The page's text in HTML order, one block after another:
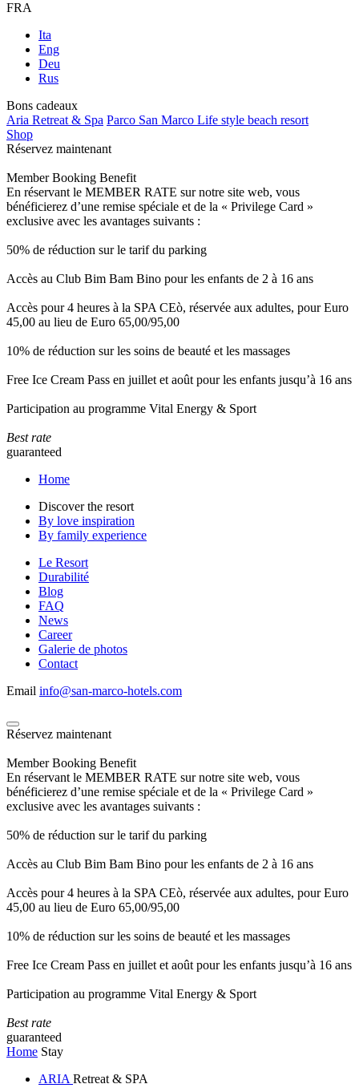
FRA
Ita
Eng
Deu
Rus
Bons cadeaux
Aria Retreat & Spa Parco San Marco Life style beach resort
Shop
Réservez maintenant
Member Booking Benefit
En réservant le MEMBER RATE sur notre site web, vous
bénéficierez d’une remise spéciale et de la « Privilege Card »
exclusive avec les avantages suivants :
50% de réduction sur le tarif du parking
Accès au Club Bim Bam Bino pour les enfants de 2 à 16 ans
Accès pour 4 heures à la SPA CEò, réservée aux adultes, pour Euro
45,00 au lieu de Euro 65,00/95,00
10% de réduction sur les soins de beauté et les massages
Free Ice Cream Pass en juillet et août pour les enfants jusqu’à 16 ans
Participation au programme Vital Energy & Sport
Best rate
guaranteed
Home
Discover the resort
By love inspiration
By family experience
Le Resort
Durabilité
Blog
FAQ
News
Career
Galerie de photos
Contact
Email info@san-marco-hotels.com
Réservez maintenant
Member Booking Benefit
En réservant le MEMBER RATE sur notre site web, vous
bénéficierez d’une remise spéciale et de la « Privilege Card »
exclusive avec les avantages suivants :
50% de réduction sur le tarif du parking
Accès au Club Bim Bam Bino pour les enfants de 2 à 16 ans
Accès pour 4 heures à la SPA CEò, réservée aux adultes, pour Euro
45,00 au lieu de Euro 65,00/95,00
10% de réduction sur les soins de beauté et les massages
Free Ice Cream Pass en juillet et août pour les enfants jusqu’à 16 ans
Participation au programme Vital Energy & Sport
Best rate
guaranteed
Home Stay
ARIA Retreat & SPA